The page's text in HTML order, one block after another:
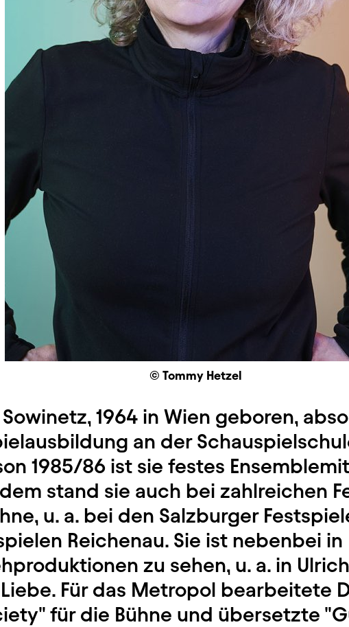
© Tommy Hetzel
1964 in Wien geboren,
an der
1985/86 ist sie festes
stand sie auch bei zahlreichen
u. a. bei den Salzburger
Reichenau. Sie ist nebenbei
zu sehen, u. a. in
Für das Metropol bearbeitete
für die Bühne und übersetzte